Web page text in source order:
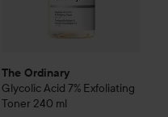
The Ordinary
Glycolic Acid 7% Exfoliating
Toner 240 ml